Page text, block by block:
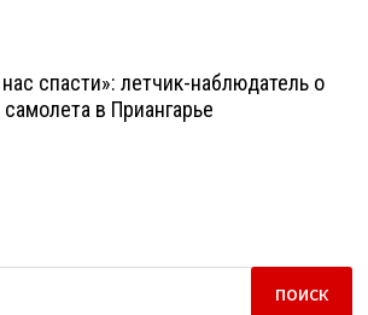
спасти»: летчик-наблюдатель о
в Приангарье